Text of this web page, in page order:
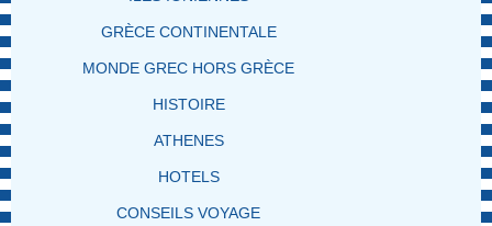
GRÈCE CONTINENTALE
MONDE GREC HORS GRÈCE
HISTOIRE
ATHENES
HOTELS
CONSEILS VOYAGE